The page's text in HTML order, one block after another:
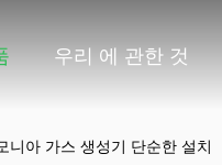
우리 에 관한 것
니아 가스 생성기 단순한 설치